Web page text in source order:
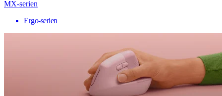
MX-serien
Ergo-serien